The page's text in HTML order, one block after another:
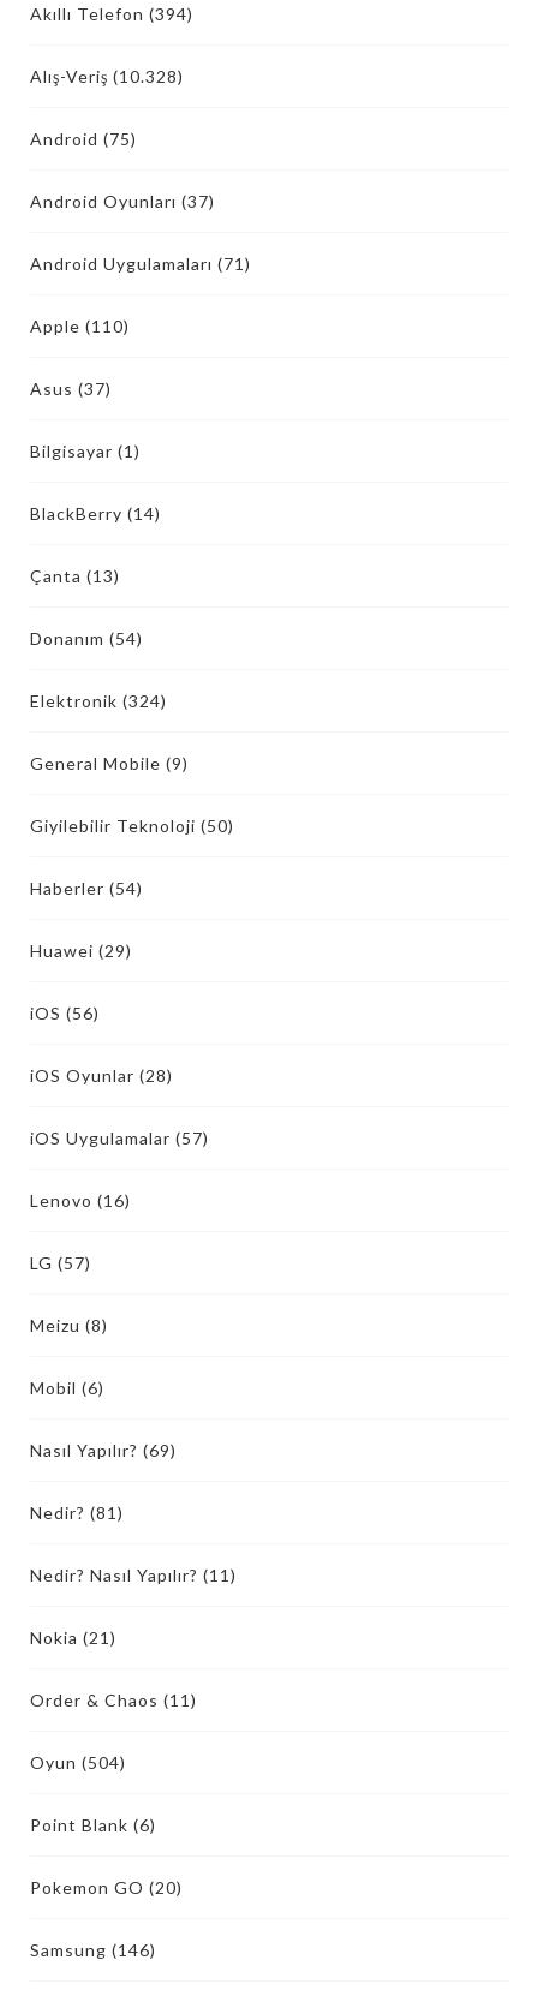
Akıllı Telefon (394)
Alış-Veriş (10.328)
Android (75)
Android Oyunları (37)
Android Uygulamaları (71)
Apple (110)
Asus (37)
Bilgisayar (1)
BlackBerry (14)
Çanta (13)
Donanım (54)
Elektronik (324)
General Mobile (9)
Giyilebilir Teknoloji (50)
Haberler (54)
Huawei (29)
iOS (56)
iOS Oyunlar (28)
iOS Uygulamalar (57)
Lenovo (16)
LG (57)
Meizu (8)
Mobil (6)
Nasıl Yapılır? (69)
Nedir? (81)
Nedir? Nasıl Yapılır? (11)
Nokia (21)
Order & Chaos (11)
Oyun (504)
Point Blank (6)
Pokemon GO (20)
Samsung (146)